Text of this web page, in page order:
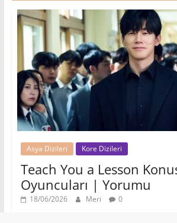
Asya Dizileri Kore Dizileri
Teach You a Lesson
Oyuncuları | Yorumu
18/06/2026 Meri 0